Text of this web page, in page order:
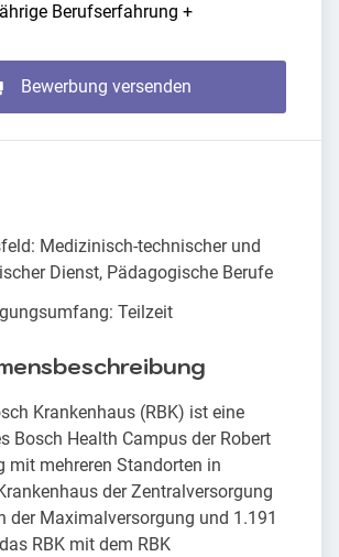
Berufserfahrung +
Bewerbung versenden
Medizinisch-technischer und
Dienst, Pädagogische Berufe
Teilzeit
Krankenhaus (RBK) ist eine
Bosch Health Campus der Robert
mit mehreren Standorten in
der Zentralversorgung
der Maximalversorgung und 1.191
RBK mit dem RBK